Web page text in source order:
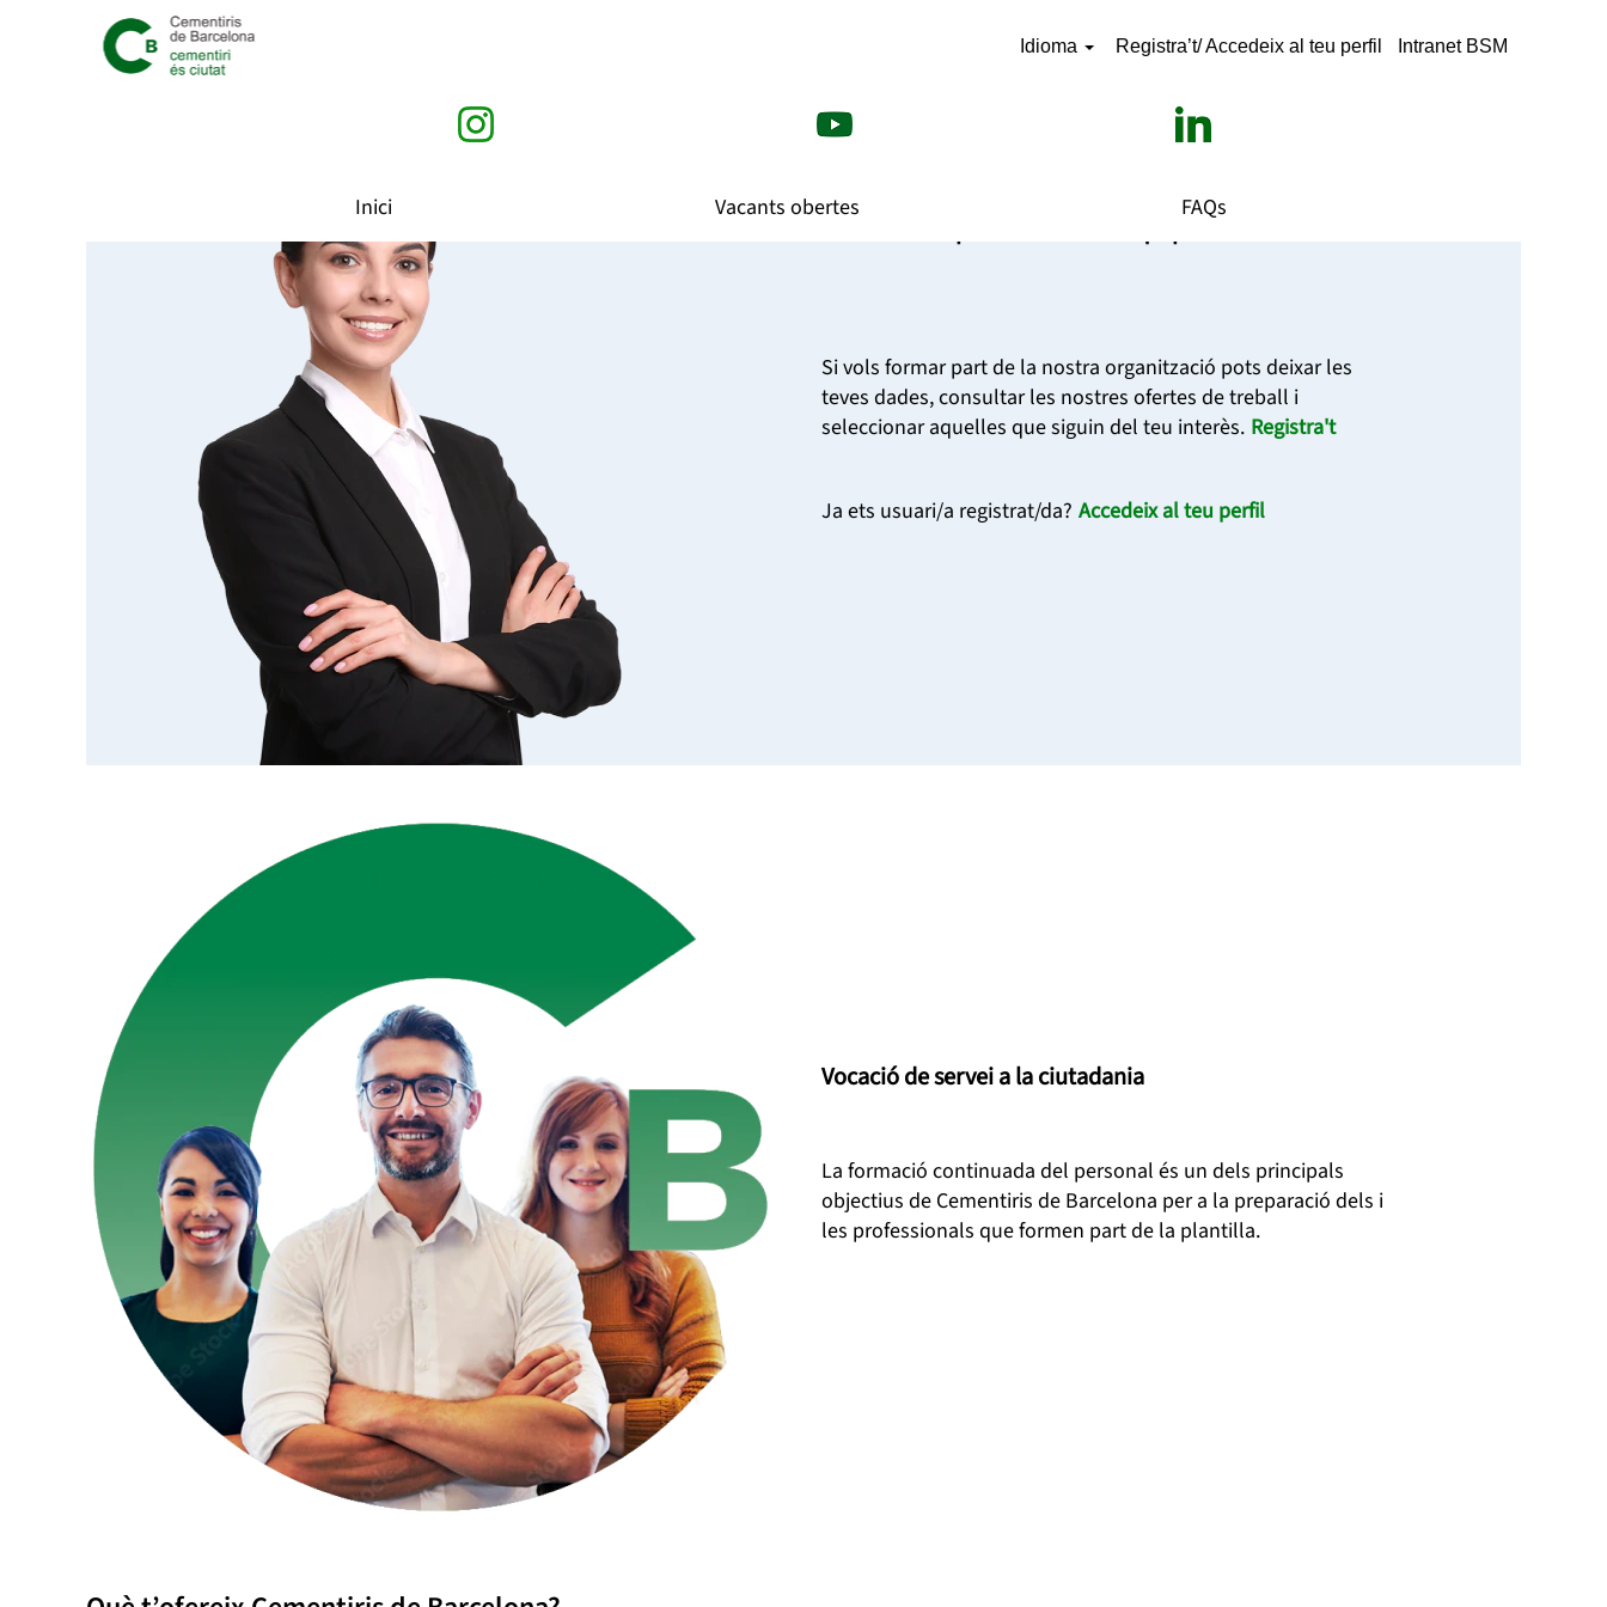
Idioma Registra’t/ Accedeix al teu perfil Intranet BSM
Inici Vacants obertes FAQs
Treballa amb nosaltres
Troba totes les novetats corresponents a les nostres ofertes de feina.
Si vols formar part de la nostra organització pots deixar les
teves dades, consultar les nostres ofertes de treball i
seleccionar aquelles que siguin del teu interès. Registra't
Ja ets usuari/a registrat/da? Accedeix al teu perfil
Vocació de servei a la ciutadania
La formació continuada del personal és un dels principals
objectius de Cementiris de Barcelona per a la preparació dels i
les professionals que formen part de la plantilla.